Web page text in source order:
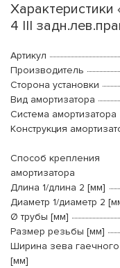
Характеристики
4 III
Артикул
Производитель
Сторона установки
Вид амортизатора
Система амортизатора
Конструкция
Способ крепления
амортизатора
Длина 1/длина 2 [мм]
Диаметр 1/диаметр 2
Ø трубы [мм]
Размер резьбы [мм]
Ширина зева
[мм]